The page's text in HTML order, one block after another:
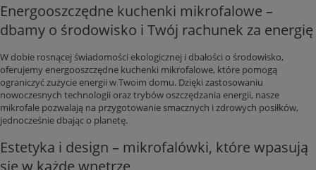
Energooszczędne kuchenki mikrofalowe –
dbamy o środowisko i Twój rachunek za energię
W dobie rosnącej świadomości ekologicznej i dbałości o środowisko,
oferujemy energooszczędne kuchenki mikrofalowe, które pomogą
ograniczyć zużycie energii w Twoim domu. Dzięki zastosowaniu
nowoczesnych technologii oraz trybów oszczędzania energii, nasze
mikrofale pozwalają na przygotowanie smacznych i zdrowych posiłków,
jednocześnie dbając o planetę.
Estetyka i design – mikrofalówki, które wpasują
się w każde wnętrze